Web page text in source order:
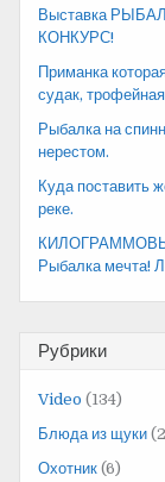
Выставка
КОНКУРС!
Приманка
судак,
Рыбалка на
нерестом.
Куда поставить
реке.
Рыбалка мечта!
Рубрики
Video (134)
Блюда из щуки
Охотник (6)